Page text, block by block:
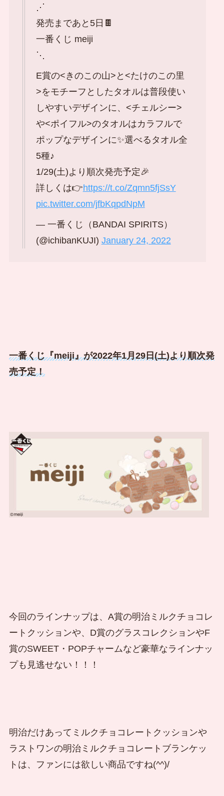
⋰
発売まであと5日🍫
一番くじ meiji
⋱
E賞の<きのこの山>と<たけのこの里
>をモチーフとしたタオルは普段使い
しやすいデザインに、<チェルシー>
や<ポイフル>のタオルはカラフルで
ポップなデザインに✨選べるタオル全
5種♪
1/29(土)より順次発売予定🎉
詳しくは👉https://t.co/Zqmn5fjSsY
pic.twitter.com/jfbKqpdNpM
— 一番くじ（BANDAI SPIRITS）
(@ichibanKUJI) January 24, 2022
一番くじ『meiji』が2022年1月29日(土)より順次発
売予定！
今回のラインナップは、A賞の明治ミルクチョコレ
ートクッションや、D賞のグラスコレクションやF
賞のSWEET・POPチャームなど豪華なラインナッ
プも見逃せない！！！
明治だけあってミルクチョコレートクッションや
ラストワンの明治ミルクチョコレートブランケッ
トは、ファンには欲しい商品ですね(^^)/